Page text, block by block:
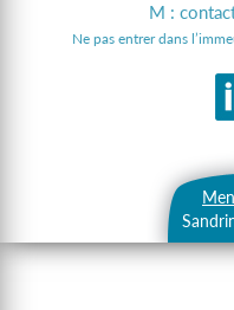
M :
Ne pas entrer dans